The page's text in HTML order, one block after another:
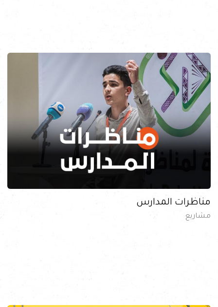
مناظرات المدارس
مشاريع